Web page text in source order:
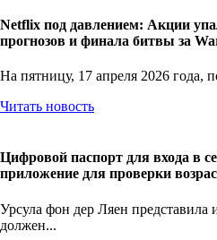
Netflix под давлением: Акции
прогнозов и финала битвы за
На пятницу, 17 апреля 2026 года,
Читать новость
Цифровой паспорт для входа в
приложение для проверки
Урсула фон дер Ляен представила
должен...